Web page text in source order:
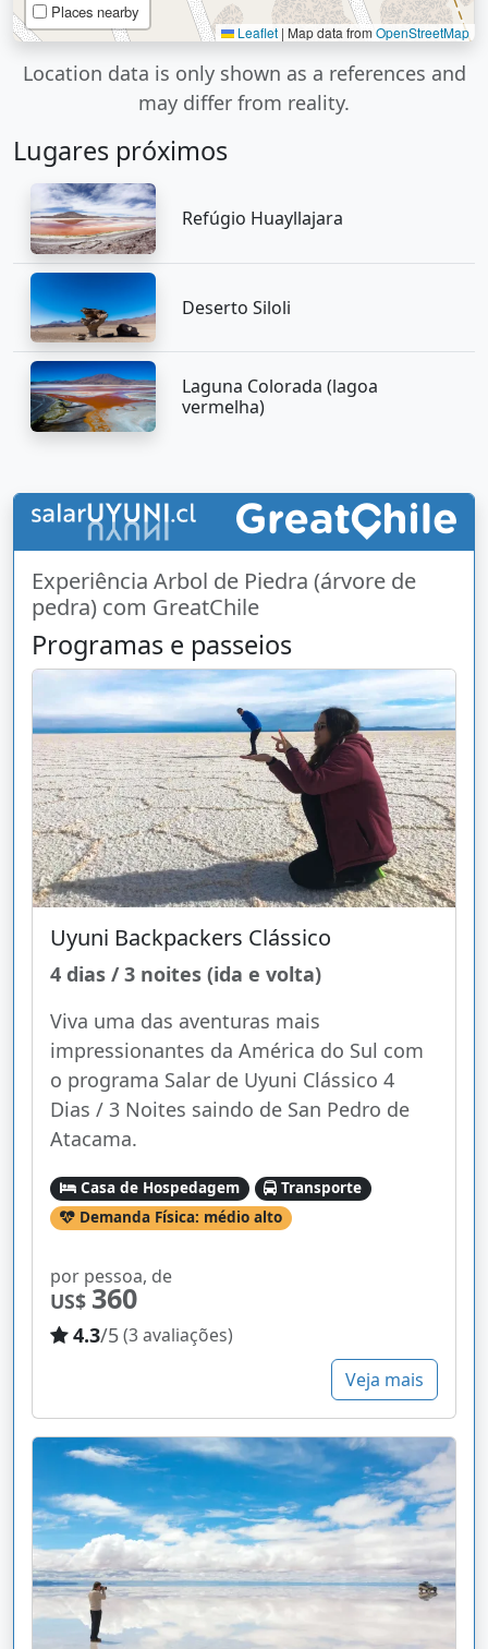
Places nearby
Leaflet | Map data fromOpenStreetMap
Location data is only shown as a references and
may differ from reality.
Lugares próximos
Refúgio Huayllajara
Deserto Siloli
Laguna Colorada (lagoa
vermelha)
Experiência Arbol de Piedra (árvore de
pedra) com GreatChile
Programas e passeios
Uyuni Backpackers Clássico
4 dias / 3 noites (ida e volta)
Viva uma das aventuras mais
impressionantes da América do Sul com
o programa Salar de Uyuni Clássico 4
Dias / 3 Noites saindo de San Pedro de
Atacama.
Casa de Hospedagem
Transporte
Demanda Física: médio alto
por pessoa, de
US$ 360
4.3/5(3 avaliações)
Veja mais